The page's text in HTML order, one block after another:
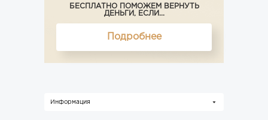
БЕСПЛАТНО ПОМОЖЕМ ВЕРНУТЬ
ДЕНЬГИ, ЕСЛИ...
Подробнее
Информация